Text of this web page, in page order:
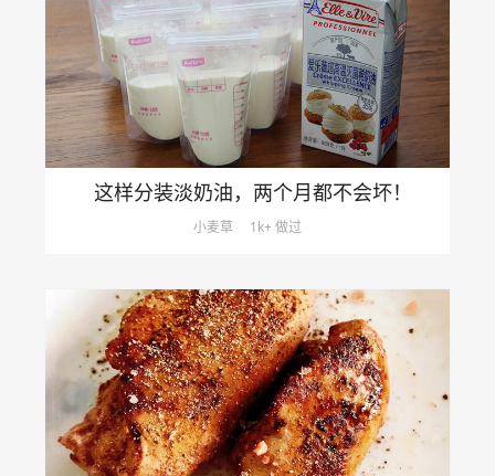
这样分装淡奶油，两个月都不会坏！
小麦草 1k+ 做过